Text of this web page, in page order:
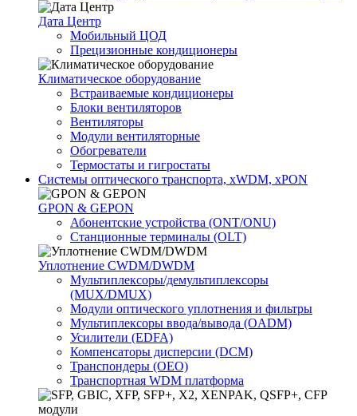
Дата Центр
Мобильный ЦОД
Прецизионные кондиционеры
Климатичeское оборудование
Встраиваемые кондиционеры
Блоки вентиляторов
Вентиляторы
Модули вентиляторные
Обогреватели
Термостаты и гигростаты
Системы оптического транспорта, xWDM, xPON
GPON & GEPON
Абонентские устройства (ONT/ONU)
Станционные терминалы (OLT)
Уплотнение CWDM/DWDM
Мультиплексоры/демультиплексоры
(MUX/DMUX)
Модули оптического уплотнения и фильтры
Мультиплексоры ввода/вывода (OADM)
Усилители (EDFA)
Компенсаторы дисперсии (DCM)
Транспондеры (OEO)
Транспортная WDM платформа